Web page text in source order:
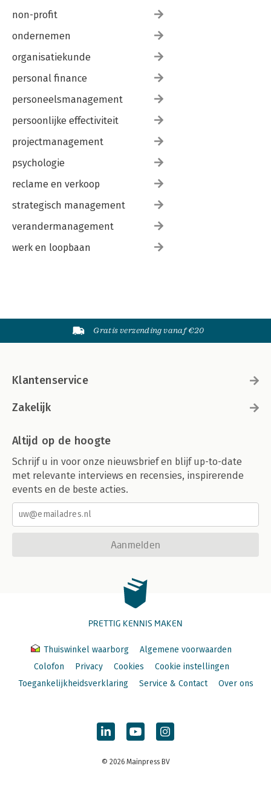
non-profit
ondernemen
organisatiekunde
personal finance
personeelsmanagement
persoonlijke effectiviteit
projectmanagement
psychologie
reclame en verkoop
strategisch management
verandermanagement
werk en loopbaan
Gratis verzending vanaf €20
Klantenservice
Zakelijk
Altijd op de hoogte
Schrijf u in voor onze nieuwsbrief en blijf up-to-date
met relevante interviews en recensies, inspirerende
events en de beste acties.
Aanmelden
PRETTIG KENNIS MAKEN
Thuiswinkel waarborg
Algemene voorwaarden
Colofon
Privacy Cookies
Cookie instellingen
Toegankelijkheidsverklaring
Service & Contact Over ons
© 2026 Mainpress BV